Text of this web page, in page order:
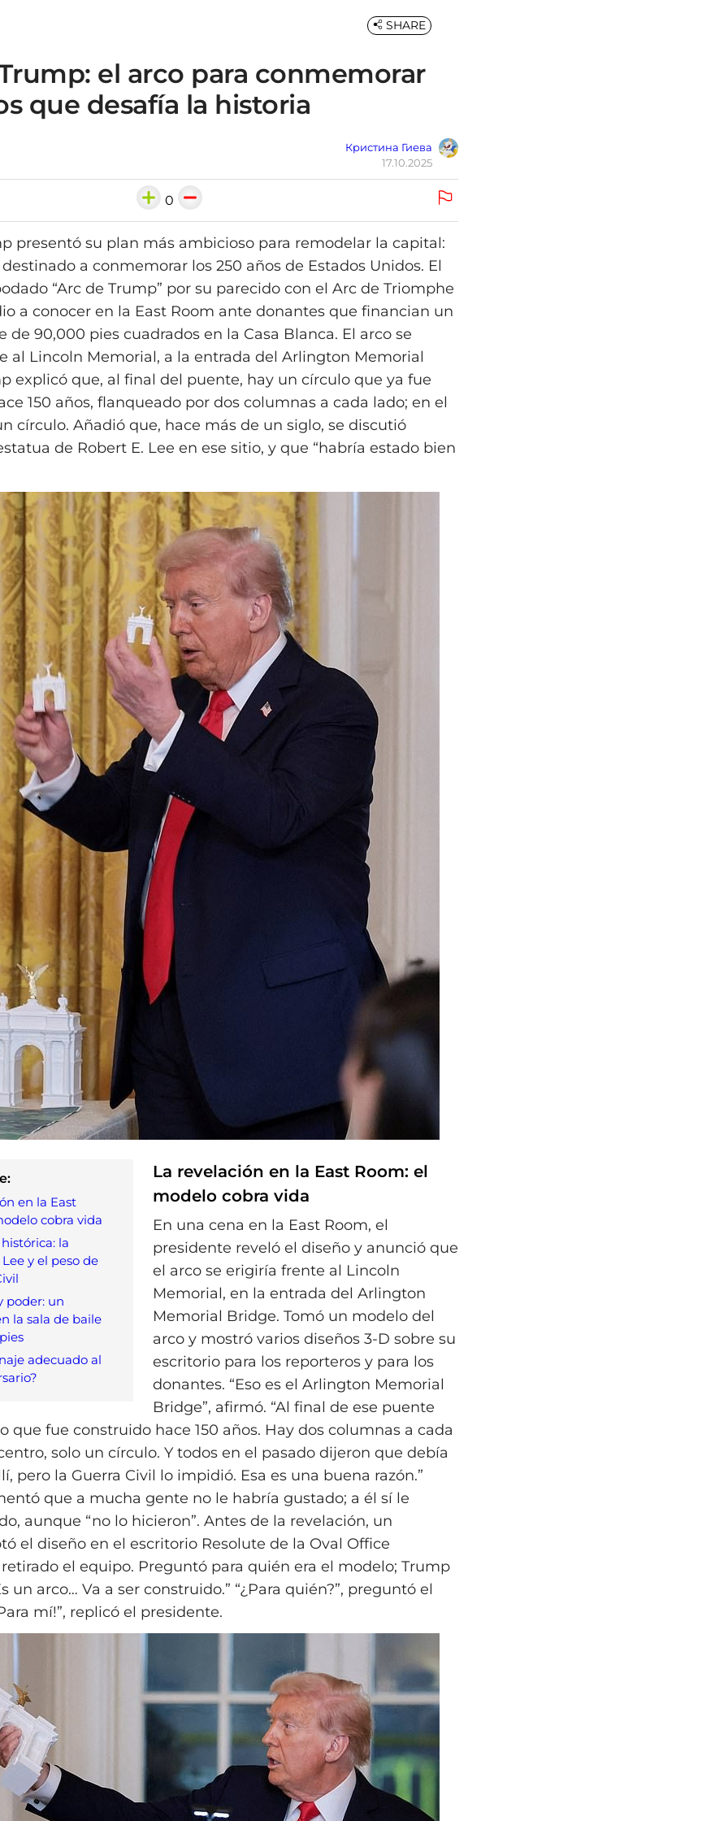
el arco para conmemorar
que desafía la historia
Кристина Гиева
17.10.2025
SHARE
0
presentó su plan más ambicioso para remodelar la capital:
a conmemorar los 250 años de Estados Unidos. El
“Arc de Trump” por su parecido con el Arc de Triomphe
a conocer en la East Room ante donantes que financian un
de 90,000 pies cuadrados en la Casa Blanca. El arco se
al Lincoln Memorial, a la entrada del Arlington Memorial
explicó que, al final del puente, hay un círculo que ya fue
150 años, flanqueado por dos columnas a cada lado; en el
círculo. Añadió que, hace más de un siglo, se discutió
de Robert E. Lee en ese sitio, y que “habría estado bien
en la East
cobra vida
la
y el peso de
poder: un
la sala de baile
adecuado al
La revelación en la East Room: el
modelo cobra vida
En una cena en la East Room, el
presidente reveló el diseño y anunció que
el arco se erigiría frente al Lincoln
Memorial, en la entrada del Arlington
Memorial Bridge. Tomó un modelo del
arco y mostró varios diseños 3-D sobre su
escritorio para los reporteros y para los
donantes. “Eso es el Arlington Memorial
Bridge”, afirmó. “Al final de ese puente
que fue construido hace 150 años. Hay dos columnas a cada
solo un círculo. Y todos en el pasado dijeron que debía
pero la Guerra Civil lo impidió. Esa es una buena razón.”
que a mucha gente no le habría gustado; a él sí le
aunque “no lo hicieron”. Antes de la revelación, un
el diseño en el escritorio Resolute de la Oval Office
el equipo. Preguntó para quién era el modelo; Trump
un arco… Va a ser construido.” “¿Para quién?”, preguntó el
mí!”, replicó el presidente.